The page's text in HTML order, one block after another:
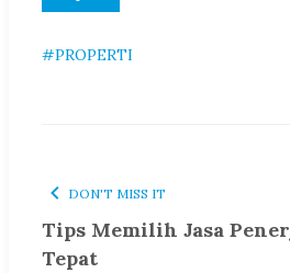
#PROPERTI
DON'T MISS IT
Tips Memilih Jasa
Tepat